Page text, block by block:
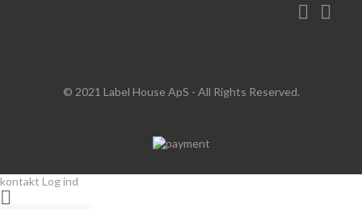
 
© 2021 Label House ApS - All Rights Reserved.
kontakt Log ind
